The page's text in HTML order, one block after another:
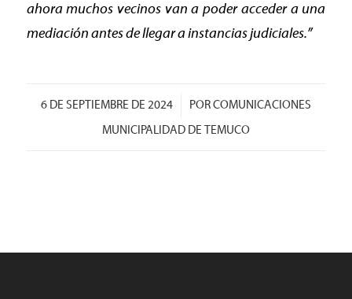
ahora muchos vecinos van a poder acceder a una
mediación antes de llegar a instancias judiciales.”
6 DE SEPTIEMBRE DE 2024
/ PORCOMUNICACIONES
MUNICIPALIDAD DE TEMUCO